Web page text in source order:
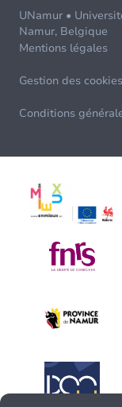
UNamur •
Namur, Belgique
Mentions légales
Gestion des cookies
Conditions